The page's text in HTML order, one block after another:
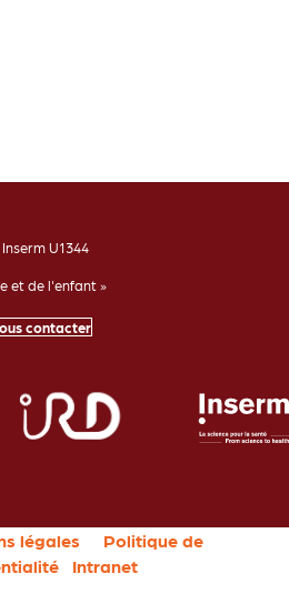
U1344
et de l'enfant »
contacter
légales
Politique de
Intranet